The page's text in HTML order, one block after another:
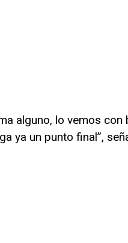
alguno, lo vemos
ya un punto final”,